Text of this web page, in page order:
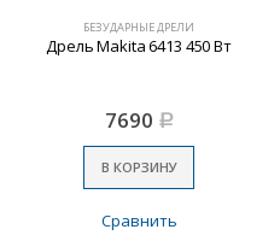
БЕЗУДАРНЫЕ ДРЕЛИ
Дрель Makita 6413 450 Вт
7690 Р
В КОРЗИНУ
Сравнить